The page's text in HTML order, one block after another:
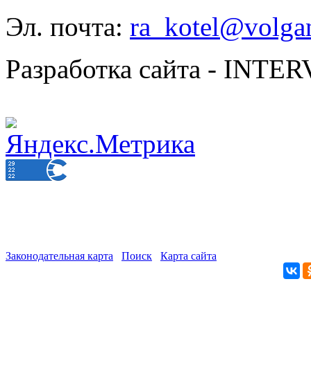
Эл. почта:
Разработка сайта -
Законодательная карта Поиск Карта сайта